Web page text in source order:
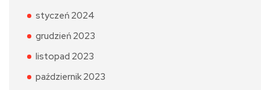
styczeń 2024
grudzień 2023
listopad 2023
październik 2023